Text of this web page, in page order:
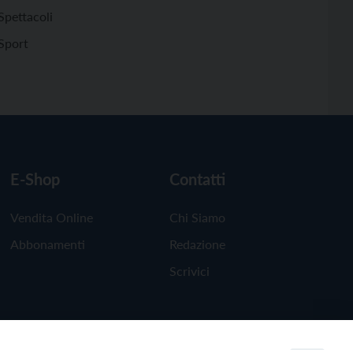
E-Shop
Vendita Online
Abbonamenti
Contatti
Chi Siamo
Redazione
Scrivici